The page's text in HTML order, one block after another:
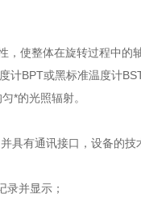
使整体在旋转过程中的
计BPT或黑标准温度计
*的光照辐射。
具有通讯接口，设备的技
并显示；